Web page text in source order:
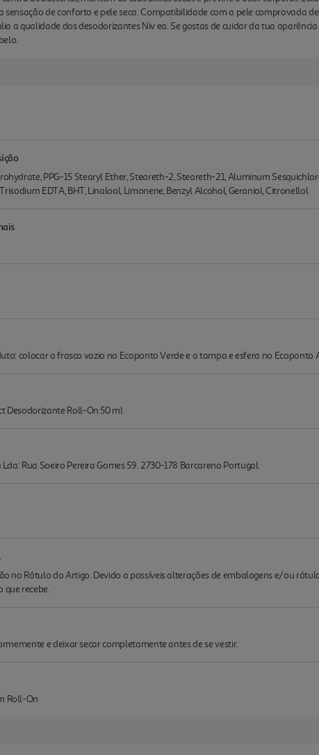
sensação de conforto e pele seca. Compatibilidade com a pele comprovada
a qualidade dos desodorizantes Niv ea. Se gostas de cuidar da tua
PPG-15 Stearyl Ether, Steareth-2, Steareth-21, Aluminum
EDTA, BHT, Linalool, Limonene, Benzyl Alcohol, Geraniol, Citronellol
colocar o frasco vazio no Ecoponto Verde e a tampa e esfera no Ecoponto
Desodorizante Roll-On 50 ml
Rua Soeiro Pereira Gomes 59. 2730-178 Barcarena Portugal.
no Rótulo do Artigo. Devido a possíveis alterações de embalagens e/ou
recebe.
e deixar secar completamente antes de se vestir.
Roll-On